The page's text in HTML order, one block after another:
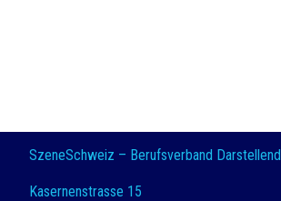
SzeneSchweiz – Berufsverband
Kasernenstrasse 15